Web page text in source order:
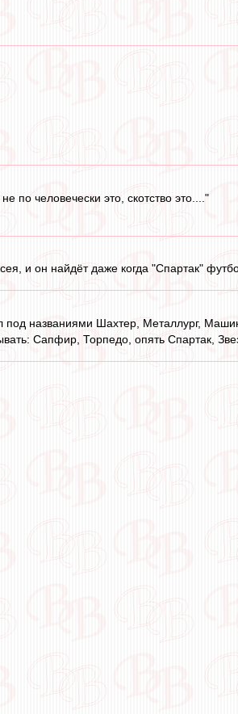
по человечески это, скотство это...."
и он найдёт даже когда "Спартак"
под названиями Шахтер, Металлург,
Сапфир, Торпедо, опять Спартак,